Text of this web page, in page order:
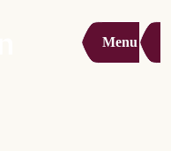
Menu